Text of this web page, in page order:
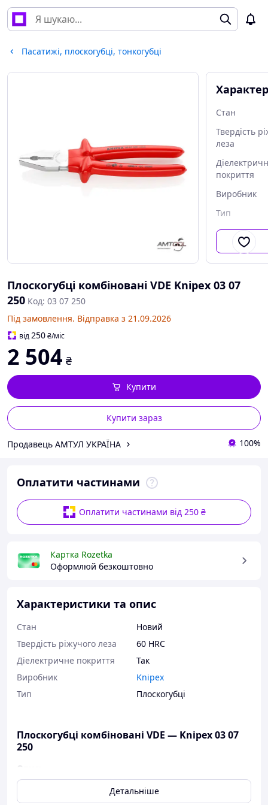
Пасатижі, плоскогубці, тонкогубці
Стан
Твердість
леза
покриття
Виробник
Тип
Плоскогубці комбіновані VDE Knipex 03 07
250 Код: 03 07 250
Під замовлення. Відправка з 21.09.2026
від250₴/міс
2 504 ₴
Купити зараз
Купити
Продавець АМТУЛ УКРАЇНА 100%
Оплатити частинами
Оплатити частинами від 250 ₴
Картка Rozetka
Оформлюй безкоштовно
Характеристики та опис
Стан
Новий
Твердість ріжучого леза
60 HRC
Діелектричне покриття
Так
Виробник
Knipex
Тип
Плоскогубці
Плоскогубці комбіновані VDE — Knipex 03 07
250
Опис:
З зонами захоплення плоских і круглих деталей,
для різних робіт
Детальніше